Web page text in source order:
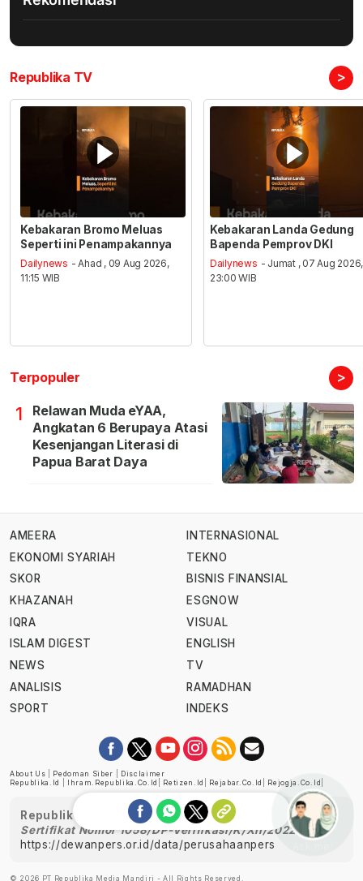
Republika TV >
Kebakaran Bromo Meluas
Seperti ini Penampakannya
Dailynews - Ahad , 09 Aug 2026,
11:15 WIB
Kebakaran Landa Gedung
Bapenda Pemprov DKI
Dailynews - Jumat , 07 Aug 2026,
23:00 WIB
Terpopuler >
1
Relawan Muda eYAA,
Angkatan 6 Berupaya Atasi
Kesenjangan Literasi di
Papua Barat Daya
AMEERA
EKONOMI SYARIAH
SKOR
KHAZANAH
IQRA
ISLAM DIGEST
NEWS
ANALISIS
SPORT
INTERNASIONAL
TEKNO
BISNIS FINANSIAL
ESGNOW
VISUAL
ENGLISH
TV
RAMADHAN
INDEKS
About Us Pedoman Siber
Disclaimer
Republika.id
Ihram.republika.co.id Retizen.id Rejabar.co.id Rejogja.co.id
Republika telah diverifikasi oleh Dewan Pers
Sertifikat Nomor 1058/DP-Verifikasi/K/XII/2022
https://dewanpers.or.id/data/perusahaanpers
© 2026 PT Republika Media Mandiri - All Rights Reserved.